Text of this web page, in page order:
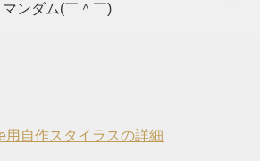
ンダム(￣＾￣)
用自作スタイラスの詳細